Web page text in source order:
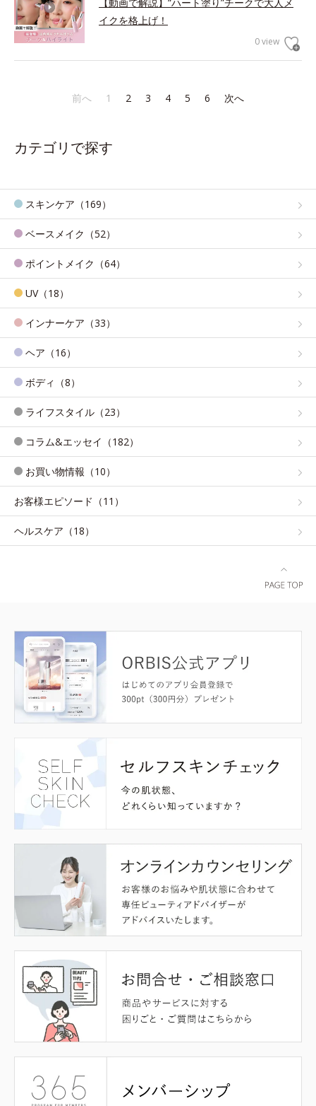
イクを格上げ！
0 view
前へ 1 2 3 4 5 6 次へ
カテゴリで探す
スキンケア（169）
ベースメイク（52）
ポイントメイク（64）
UV（18）
インナーケア（33）
ヘア（16）
ボディ（8）
ライフスタイル（23）
コラム&エッセイ（182）
お買い物情報（10）
お客様エピソード（11）
ヘルスケア（18）